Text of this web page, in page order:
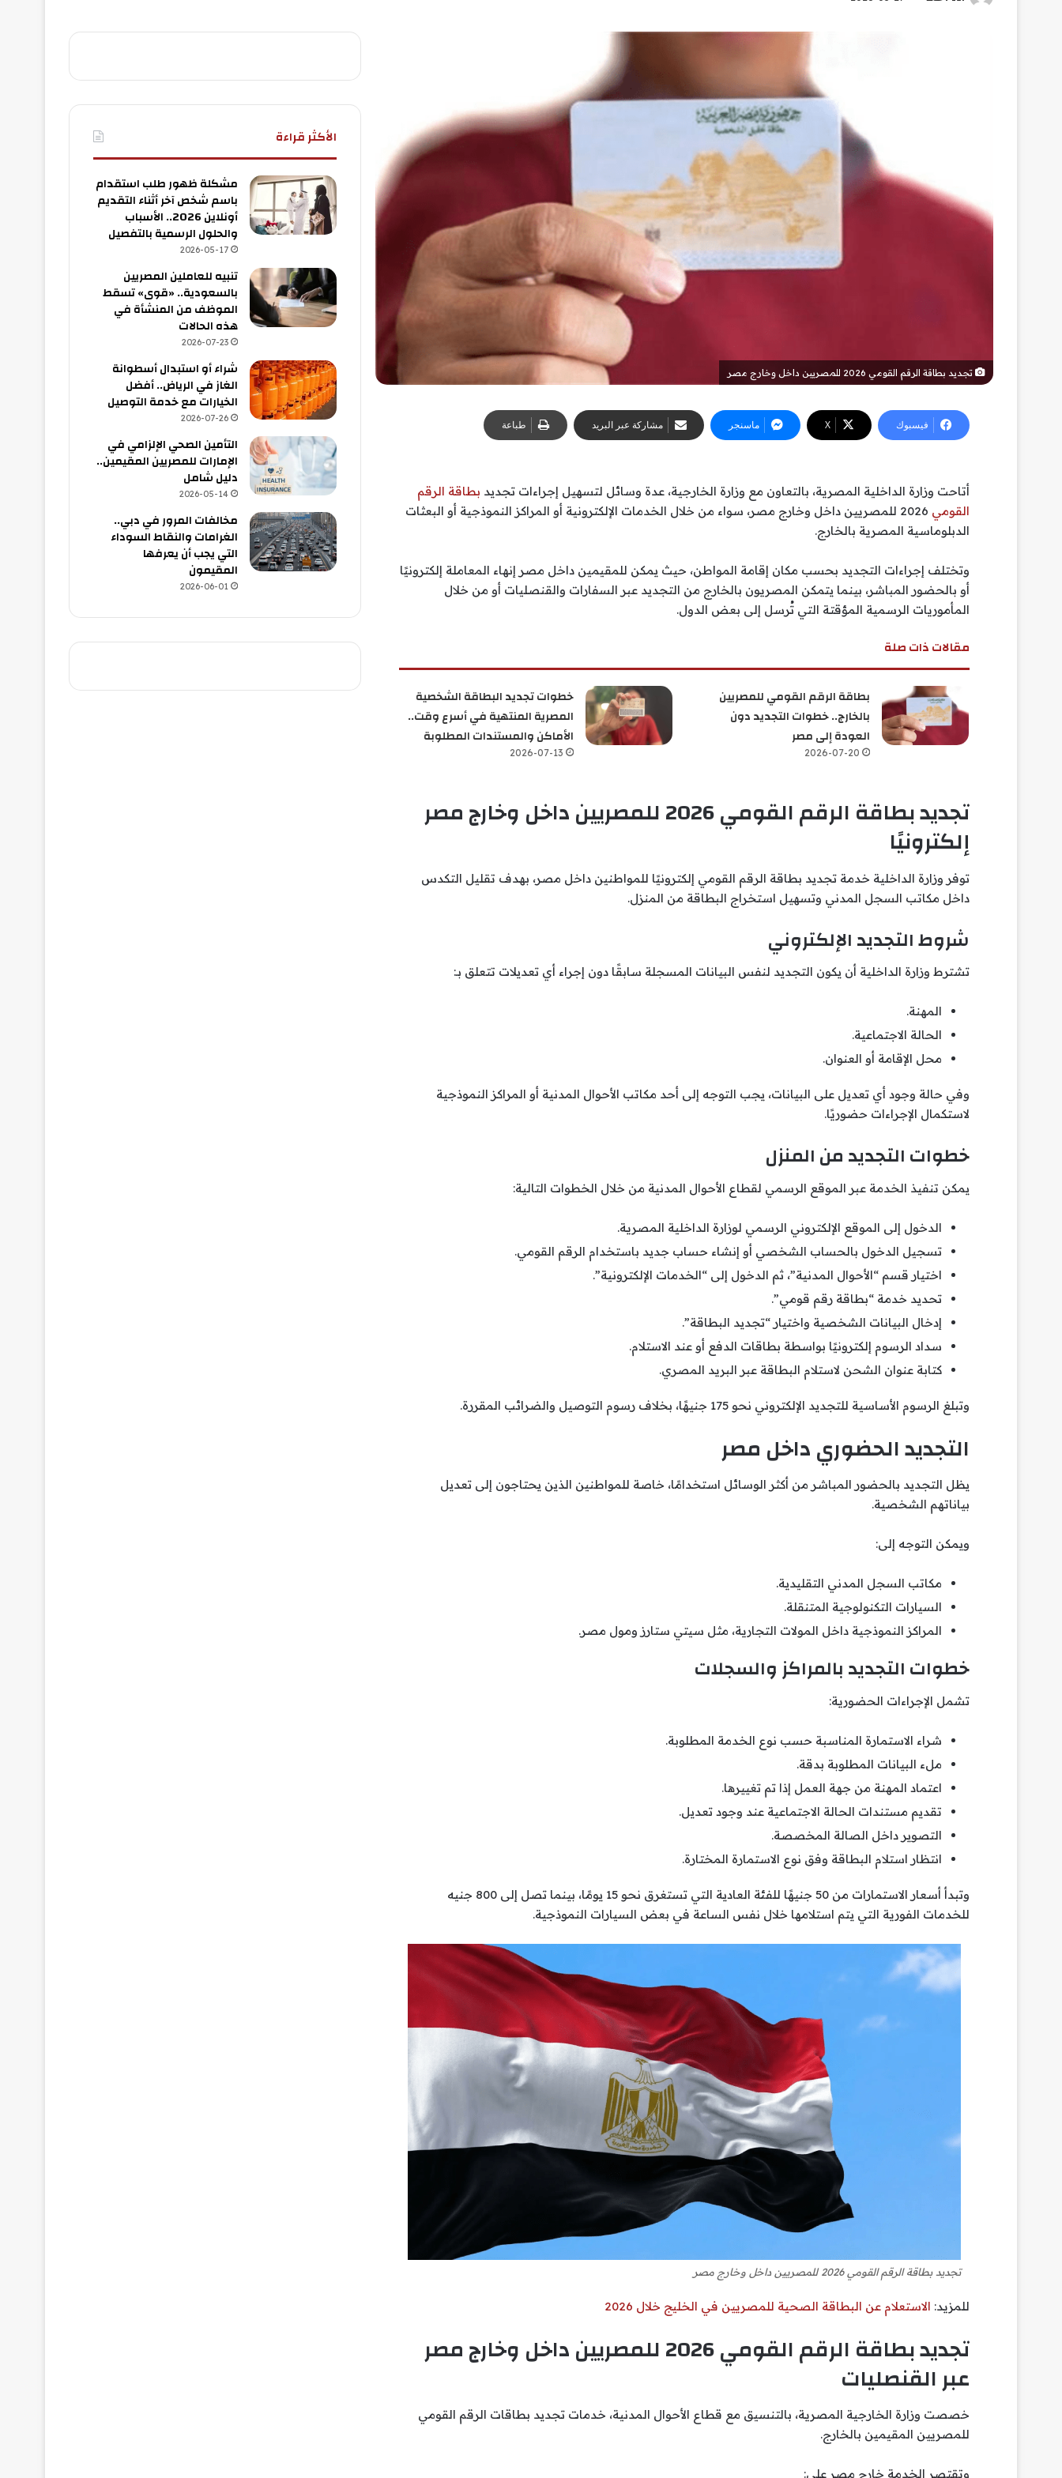
تجديد بطاقة الرقم القومي 2026 للمصريين داخل وخارج مصر
فيسبوك ‫X ماسنجر مشاركة عبر البريد طباعة
أتاحت وزارة الداخلية المصرية، بالتعاون مع وزارة الخارجية، عدة وسائل لتسهيل إجراءات تجديد بطاقة الرقم
القومي
2026 للمصريين داخل وخارج مصر، سواء من خلال الخدمات الإلكترونية أو المراكز النموذجية أو البعثات
الدبلوماسية المصرية بالخارج.
وتختلف إجراءات التجديد بحسب مكان إقامة المواطن، حيث يمكن للمقيمين داخل مصر إنهاء المعاملة إلكترونيًا
أو بالحضور المباشر، بينما يتمكن المصريون بالخارج من التجديد عبر السفارات والقنصليات أو من خلال
المأموريات الرسمية المؤقتة التي تُرسل إلى بعض الدول.
مقالات ذات صلة
بطاقة الرقم القومي للمصريين
بالخارج.. خطوات التجديد دون
العودة إلى مصر
2026-07-20
خطوات تجديد البطاقة الشخصية
المصرية المنتهية في أسرع وقت..
الأماكن والمستندات المطلوبة
2026-07-13
تجديد بطاقة الرقم القومي 2026 للمصريين داخل وخارج مصر
إلكترونيًا
توفر وزارة الداخلية خدمة تجديد بطاقة الرقم القومي إلكترونيًا للمواطنين داخل مصر، بهدف تقليل التكدس
داخل مكاتب السجل المدني وتسهيل استخراج البطاقة من المنزل.
شروط التجديد الإلكتروني
تشترط وزارة الداخلية أن يكون التجديد لنفس البيانات المسجلة سابقًا دون إجراء أي تعديلات تتعلق بـ:
المهنة.
الحالة الاجتماعية.
محل الإقامة أو العنوان.
وفي حالة وجود أي تعديل على البيانات، يجب التوجه إلى أحد مكاتب الأحوال المدنية أو المراكز النموذجية
لاستكمال الإجراءات حضوريًا.
خطوات التجديد من المنزل
يمكن تنفيذ الخدمة عبر الموقع الرسمي لقطاع الأحوال المدنية من خلال الخطوات التالية:
الدخول إلى الموقع الإلكتروني الرسمي لوزارة الداخلية المصرية.
تسجيل الدخول بالحساب الشخصي أو إنشاء حساب جديد باستخدام الرقم القومي.
اختيار قسم “الأحوال المدنية”، ثم الدخول إلى “الخدمات الإلكترونية”.
تحديد خدمة “بطاقة رقم قومي”.
إدخال البيانات الشخصية واختيار “تجديد البطاقة”.
سداد الرسوم إلكترونيًا بواسطة بطاقات الدفع أو عند الاستلام.
كتابة عنوان الشحن لاستلام البطاقة عبر البريد المصري.
وتبلغ الرسوم الأساسية للتجديد الإلكتروني نحو 175 جنيهًا، بخلاف رسوم التوصيل والضرائب المقررة.
التجديد الحضوري داخل مصر
يظل التجديد بالحضور المباشر من أكثر الوسائل استخدامًا، خاصة للمواطنين الذين يحتاجون إلى تعديل
بياناتهم الشخصية.
ويمكن التوجه إلى:
مكاتب السجل المدني التقليدية.
السيارات التكنولوجية المتنقلة.
المراكز النموذجية داخل المولات التجارية، مثل سيتي ستارز ومول مصر.
خطوات التجديد بالمراكز والسجلات
تشمل الإجراءات الحضورية:
شراء الاستمارة المناسبة حسب نوع الخدمة المطلوبة.
ملء البيانات المطلوبة بدقة.
اعتماد المهنة من جهة العمل إذا تم تغييرها.
تقديم مستندات الحالة الاجتماعية عند وجود تعديل.
التصوير داخل الصالة المخصصة.
انتظار استلام البطاقة وفق نوع الاستمارة المختارة.
وتبدأ أسعار الاستمارات من 50 جنيهًا للفئة العادية التي تستغرق نحو 15 يومًا، بينما تصل إلى 800 جنيه
للخدمات الفورية التي يتم استلامها خلال نفس الساعة في بعض السيارات النموذجية.
تجديد بطاقة الرقم القومي 2026 للمصريين داخل وخارج مصر
للمزيد: الاستعلام عن البطاقة الصحية للمصريين في الخليج خلال 2026
تجديد بطاقة الرقم القومي 2026 للمصريين داخل وخارج مصر
عبر القنصليات
خصصت وزارة الخارجية المصرية، بالتنسيق مع قطاع الأحوال المدنية، خدمات تجديد بطاقات الرقم القومي
للمصريين المقيمين بالخارج.
وتقتصر الخدمة خارج مصر على:
الأكثر قراءة
مشكلة ظهور طلب استقدام
باسم شخص آخر أثناء التقديم
أونلاين 2026.. الأسباب
والحلول الرسمية بالتفصيل
2026-05-17
تنبيه للعاملين المصريين
بالسعودية.. «قوى» تسقط
الموظف من المنشأة في
هذه الحالات
2026-07-23
شراء أو استبدال أسطوانة
الغاز في الرياض.. أفضل
الخيارات مع خدمة التوصيل
2026-07-26
التأمين الصحي الإلزامي في
الإمارات للمصريين المقيمين..
دليل شامل
2026-05-14
مخالفات المرور في دبي..
الغرامات والنقاط السوداء
التي يجب أن يعرفها
المقيمون
2026-06-01